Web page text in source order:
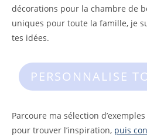
décorations pour la chambre de
uniques pour toute la famille, je
tes idées.
PERSONNALISE
Parcoure ma sélection
pour trouver l’inspiration, puis